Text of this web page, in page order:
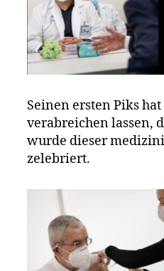
Seinen ersten Piks
verabreichen lassen,
wurde dieser
zelebriert.